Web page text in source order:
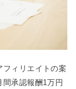
フィリエイトの案
承認報酬1万円